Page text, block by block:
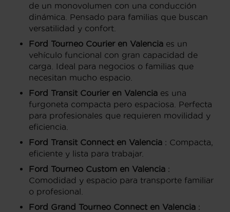
de un monovolumen con una conducción
dinámica. Pensado para familias que buscan
versatilidad y confort.
Ford Tourneo Courier en Valencia es un
vehículo funcional con gran capacidad de
carga. Ideal para negocios o familias que
necesitan mucho espacio.
Ford Transit Courier en Valencia es una
furgoneta compacta pero espaciosa. Perfecta
para profesionales que requieren movilidad y
eficiencia.
Ford Transit Connect en Valencia : Compacta,
eficiente y lista para trabajar.
Ford Tourneo Custom en Valencia :
Comodidad y espacio para transporte familiar
o profesional.
Ford Grand Tourneo Connect en Valencia :